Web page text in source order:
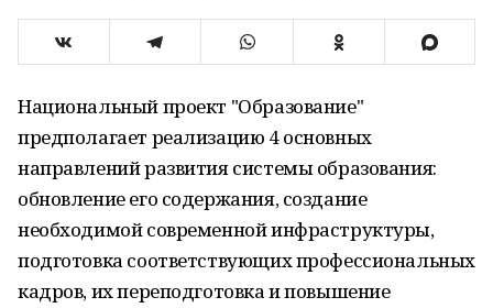
Национальный проект "Образование"
предполагает реализацию 4 основных
направлений развития системы образования:
обновление его содержания, создание
необходимой современной инфраструктуры,
подготовка соответствующих профессиональных
кадров, их переподготовка и повышение